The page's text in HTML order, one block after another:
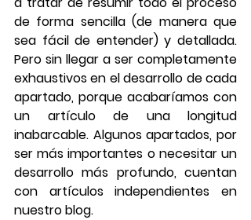
de forma sencilla (de manera que
sea fácil de entender) y detallada.
Pero sin llegar a ser completamente
exhaustivos en el desarrollo de cada
apartado, porque acabaríamos con
un artículo de una longitud
inabarcable. Algunos apartados, por
ser más importantes o necesitar un
desarrollo más profundo, cuentan
con artículos independientes en
nuestro blog.